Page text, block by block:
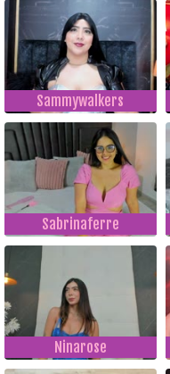
Sammywalkers
Sabrinaferre
Ninarose